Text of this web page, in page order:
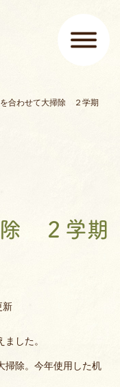
合わせて大掃除 ２学期
除 ２学期
新
した。
掃除。今年使用した机